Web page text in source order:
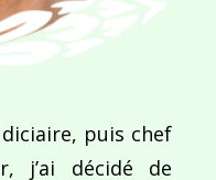
puis chef
j’ai décidé de